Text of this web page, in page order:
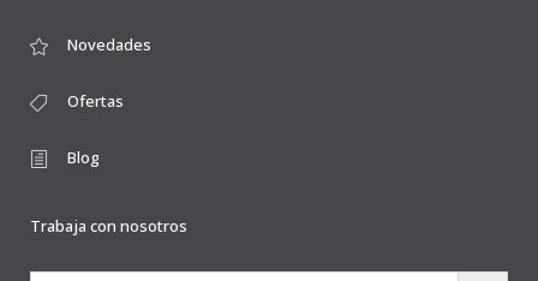
Novedades
Ofertas
Blog
Trabaja con nosotros